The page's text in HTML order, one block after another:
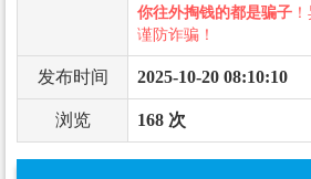
你往外掏钱的都是骗子
谨防诈骗！
发布时间 2025-10-20 08:10:10
浏览 168 次